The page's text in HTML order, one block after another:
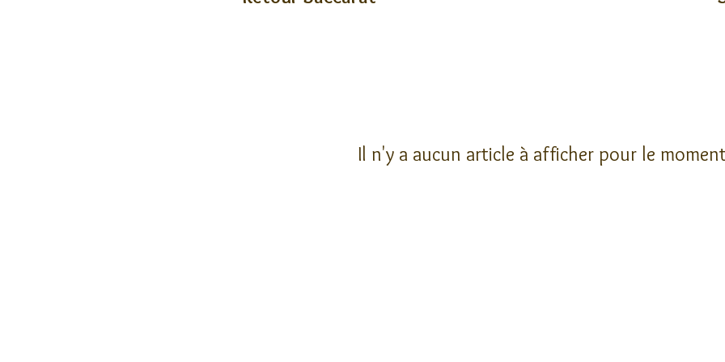
Il n'y a aucun article à afficher pour le